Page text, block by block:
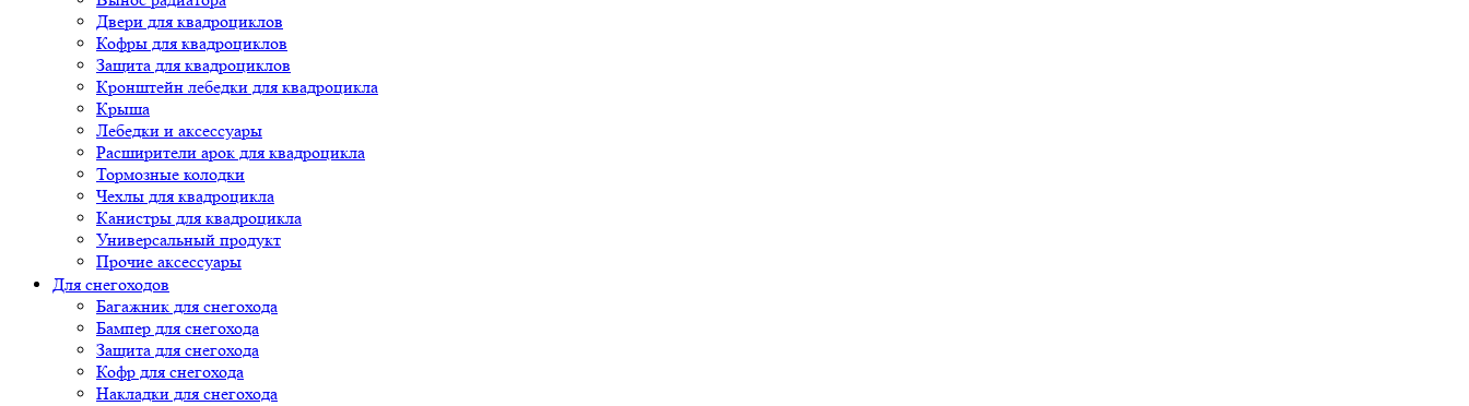
Двери для квадроциклов
Кофры для квадроциклов
Защита для квадроциклов
Кронштейн лебедки для квадроцикла
Крыша
Лебедки и аксессуары
Расширители арок для квадроцикла
Тормозные колодки
Чехлы для квадроцикла
Канистры для квадроцикла
Универсальный продукт
Прочие аксессуары
Для снегоходов
Багажник для снегохода
Бампер для снегохода
Защита для снегохода
Кофр для снегохода
Накладки для снегохода